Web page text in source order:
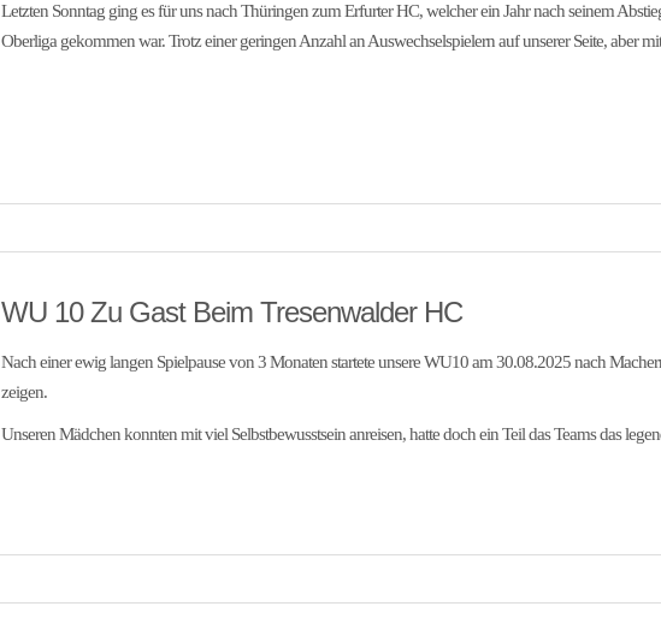
Letzten Sonntag ging es für uns nach Thüringen zum Erfurter HC, welcher ein Jahr nach seinem
Oberliga gekommen war. Trotz einer geringen Anzahl an Auswechselspielern auf unserer Seite, aber
WU 10 Zu Gast Beim Tresenwalder HC
Nach einer ewig langen Spielpause von 3 Monaten startete unsere WU10 am 30.08.2025 nach
zeigen.
Unseren Mädchen konnten mit viel Selbstbewusstsein anreisen, hatte doch ein Teil das Teams das